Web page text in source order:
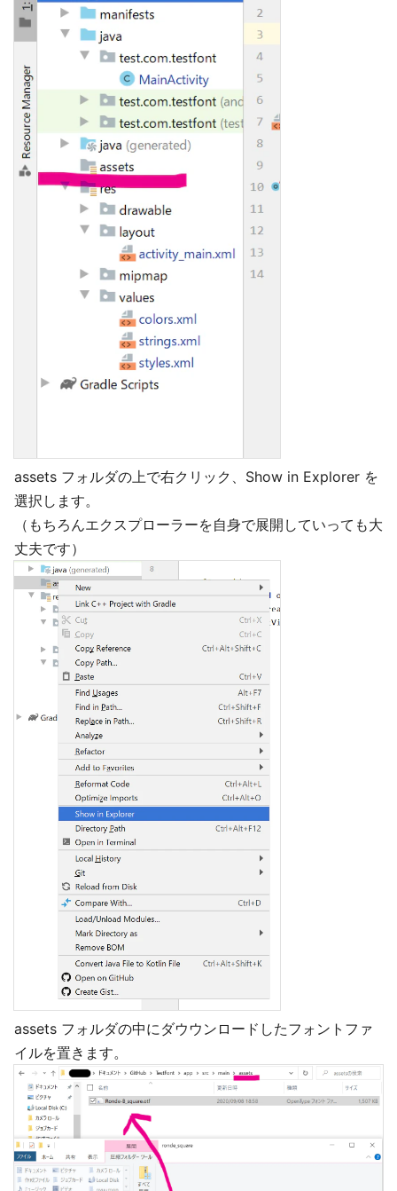
assets フォルダの上で右クリック、Show in Explorer を
選択します。
（もちろんエクスプローラーを自身で展開していっても大
丈夫です）
assets フォルダの中にダウウンロードしたフォントファ
イルを置きます。